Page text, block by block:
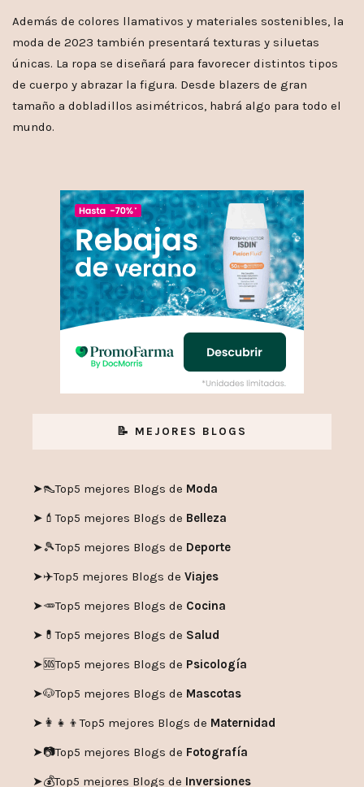
Además de colores llamativos y materiales sostenibles, la
moda de 2023 también presentará texturas y siluetas
únicas. La ropa se diseñará para favorecer distintos tipos
de cuerpo y abrazar la figura. Desde blazers de gran
tamaño a dobladillos asimétricos, habrá algo para todo el
mundo.
📝 MEJORES BLOGS
➤👠Top5 mejores Blogs de Moda
➤💄Top5 mejores Blogs de Belleza
➤🎾Top5 mejores Blogs de Deporte
➤✈️Top5 mejores Blogs de Viajes
➤🥕Top5 mejores Blogs de Cocina
➤💊Top5 mejores Blogs de Salud
➤🆘Top5 mejores Blogs de Psicología
➤🐶Top5 mejores Blogs de Mascotas
➤👩‍👧‍👦Top5 mejores Blogs de Maternidad
➤📷Top5 mejores Blogs de Fotografía
➤💰Top5 mejores Blogs de Inversiones